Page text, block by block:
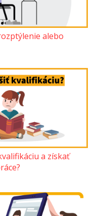
alebo
a získať